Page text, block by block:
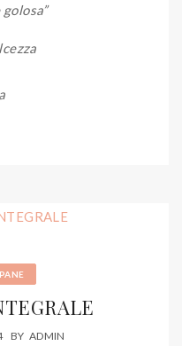
PANE
BY ADMIN